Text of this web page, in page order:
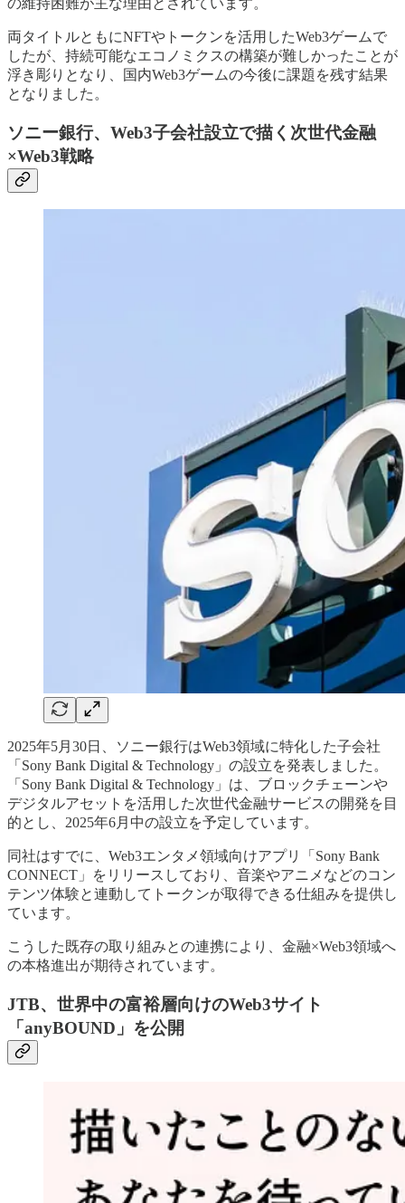
両タイトルともにNFTやトークンを活用したWeb3ゲームで
したが、持続可能なエコノミクスの構築が難しかったことが
浮き彫りとなり、国内Web3ゲームの今後に課題を残す結果
となりました。
ソニー銀行、Web3子会社設立で描く次世代金融
×Web3戦略
2025年5月30日、ソニー銀行はWeb3領域に特化した子会社
「Sony Bank Digital & Technology」の設立を発表しました。
「Sony Bank Digital & Technology」は、ブロックチェーンや
デジタルアセットを活用した次世代金融サービスの開発を目
的とし、2025年6月中の設立を予定しています。
同社はすでに、Web3エンタメ領域向けアプリ「Sony Bank
CONNECT」をリリースしており、音楽やアニメなどのコン
テンツ体験と連動してトークンが取得できる仕組みを提供し
ています。
こうした既存の取り組みとの連携により、金融×Web3領域へ
の本格進出が期待されています。
JTB、世界中の富裕層向けのWeb3サイト
「anyBOUND」を公開